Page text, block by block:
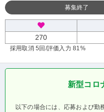
募集終了
270
採用取消 5回 /評価入力 81%
新型コロ
以下の場合には、応募および勤